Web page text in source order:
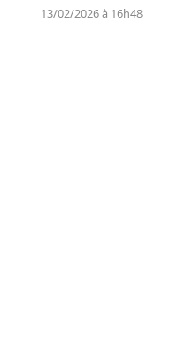
13/02/2026 à 16h48